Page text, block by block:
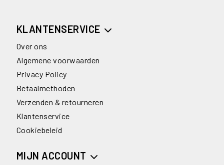
KLANTENSERVICE
Over ons
Algemene voorwaarden
Privacy Policy
Betaalmethoden
Verzenden & retourneren
Klantenservice
Cookiebeleid
MIJN ACCOUNT